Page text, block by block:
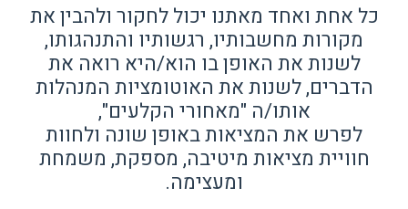
כל אחת ואחד מאתנו יכול לחקור ולהבין את
מקורות מחשבותיו, רגשותיו והתנהגותו,
לשנות את האופן בו הוא/היא רואה את
הדברים, לשנות את האוטומציות המנהלות
אותו/ה "מאחורי הקלעים",
לפרש את המציאות באופן שונה ולחוות
חוויית מציאות מיטיבה, מספקת, משמחת
ומעצימה.